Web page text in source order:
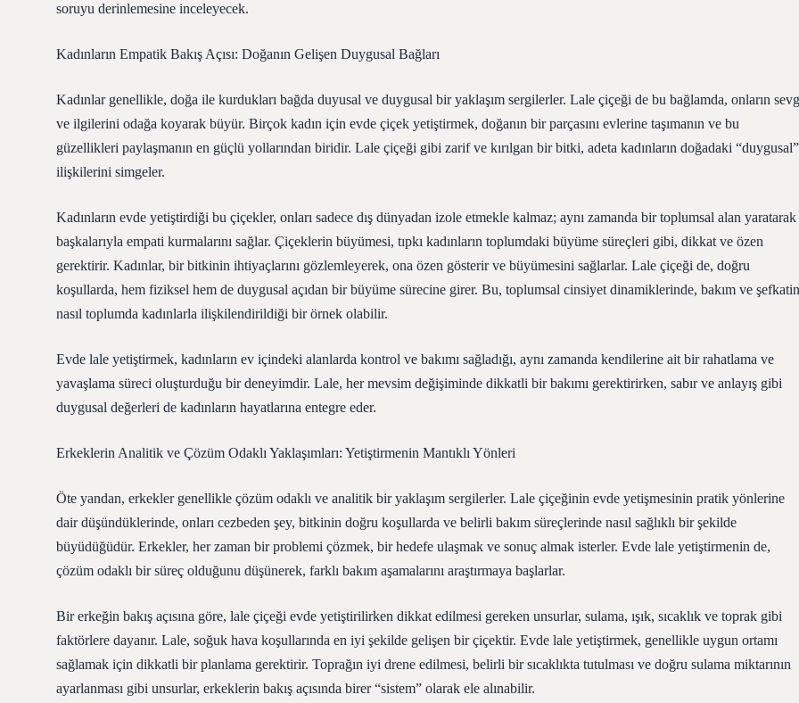
soruyu derinlemesine inceleyecek.
Kadınların Empatik Bakış Açısı: Doğanın Gelişen Duygusal Bağları
Kadınlar genellikle, doğa ile kurdukları bağda duyusal ve duygusal bir yaklaşım sergilerler. Lale çiçeği de bu bağlamda, onların
ve ilgilerini odağa koyarak büyür. Birçok kadın için evde çiçek yetiştirmek, doğanın bir parçasını evlerine taşımanın ve bu
güzellikleri paylaşmanın en güçlü yollarından biridir. Lale çiçeği gibi zarif ve kırılgan bir bitki, adeta kadınların doğadaki “duygusal”
ilişkilerini simgeler.
Kadınların evde yetiştirdiği bu çiçekler, onları sadece dış dünyadan izole etmekle kalmaz; aynı zamanda bir toplumsal alan yaratarak
başkalarıyla empati kurmalarını sağlar. Çiçeklerin büyümesi, tıpkı kadınların toplumdaki büyüme süreçleri gibi, dikkat ve özen
gerektirir. Kadınlar, bir bitkinin ihtiyaçlarını gözlemleyerek, ona özen gösterir ve büyümesini sağlarlar. Lale çiçeği de, doğru
koşullarda, hem fiziksel hem de duygusal açıdan bir büyüme sürecine girer. Bu, toplumsal cinsiyet dinamiklerinde, bakım ve şefkatin
nasıl toplumda kadınlarla ilişkilendirildiği bir örnek olabilir.
Evde lale yetiştirmek, kadınların ev içindeki alanlarda kontrol ve bakımı sağladığı, aynı zamanda kendilerine ait bir rahatlama ve
yavaşlama süreci oluşturduğu bir deneyimdir. Lale, her mevsim değişiminde dikkatli bir bakımı gerektirirken, sabır ve anlayış gibi
duygusal değerleri de kadınların hayatlarına entegre eder.
Erkeklerin Analitik ve Çözüm Odaklı Yaklaşımları: Yetiştirmenin Mantıklı Yönleri
Öte yandan, erkekler genellikle çözüm odaklı ve analitik bir yaklaşım sergilerler. Lale çiçeğinin evde yetişmesinin pratik yönlerine
dair düşündüklerinde, onları cezbeden şey, bitkinin doğru koşullarda ve belirli bakım süreçlerinde nasıl sağlıklı bir şekilde
büyüdüğüdür. Erkekler, her zaman bir problemi çözmek, bir hedefe ulaşmak ve sonuç almak isterler. Evde lale yetiştirmenin de,
çözüm odaklı bir süreç olduğunu düşünerek, farklı bakım aşamalarını araştırmaya başlarlar.
Bir erkeğin bakış açısına göre, lale çiçeği evde yetiştirilirken dikkat edilmesi gereken unsurlar, sulama, ışık, sıcaklık ve toprak gibi
faktörlere dayanır. Lale, soğuk hava koşullarında en iyi şekilde gelişen bir çiçektir. Evde lale yetiştirmek, genellikle uygun ortamı
sağlamak için dikkatli bir planlama gerektirir. Toprağın iyi drene edilmesi, belirli bir sıcaklıkta tutulması ve doğru sulama miktarının
ayarlanması gibi unsurlar, erkeklerin bakış açısında birer “sistem” olarak ele alınabilir.